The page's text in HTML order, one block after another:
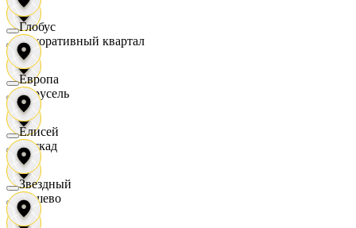
Декоративный квартал
Карусель
Каскад
Дёшево
Глобус
Европа
Елисей
Звездный